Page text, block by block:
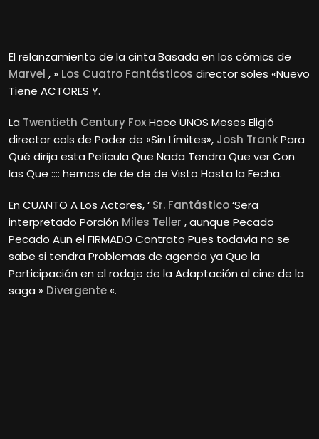
El relanzamiento de la cinta Basada en los cómics de
Marvel , » Los Cuatro Fantásticos director soles «Nuevo
Tiene ACTORES Y.
La Twentieth Century FoxHace UNOS Meses Eligió
director cols de Poder de «Sin Límites», Josh TrankPara
Qué dirija esta Película Que Nada Tendra Que ver Con
las Que :::: hemos de de de de Visto Hasta la Fecha.
En CUANTO A Los Actores, ‘ Sr. Fantástico‘Sera
interpretado Porción Miles Teller , aunque Pecado
Pecado Aun el FIRMADO Contrato Pues todavia no se
sabe si tendra Problemas de agenda ya Que la
Participación en el rodaje de la Adaptación al cine de la
saga » Divergente«.